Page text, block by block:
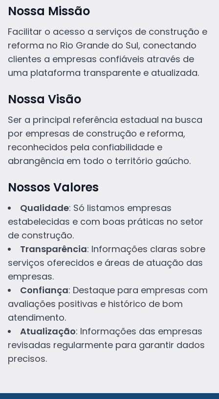
Nossa Missão
Facilitar o acesso a serviços de construção e
reforma no Rio Grande do Sul, conectando
clientes a empresas confiáveis através de
uma plataforma transparente e atualizada.
Nossa Visão
Ser a principal referência estadual na busca
por empresas de construção e reforma,
reconhecidos pela confiabilidade e
abrangência em todo o território gaúcho.
Nossos Valores
Qualidade: Só listamos empresas
estabelecidas e com boas práticas no setor
de construção.
Transparência: Informações claras sobre
serviços oferecidos e áreas de atuação das
empresas.
Confiança: Destaque para empresas com
avaliações positivas e histórico de bom
atendimento.
Atualização: Informações das empresas
revisadas regularmente para garantir dados
precisos.